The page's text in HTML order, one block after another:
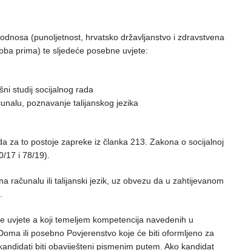
(punoljetnost, hrvatsko državljanstvo i zdravstvena
prima) te sljedeće posebne uvjete:
studij socijalnog rada
poznavanje talijanskog jezika
za to postoje zapreke iz članka 213. Zakona o socijalnoj
17 i 78/19).
računalu ili talijanski jezik, uz obvezu da u zahtijevanom
uvjete a koji temeljem kompetencija navedenih u
ili posebno Povjerenstvo koje će biti oformljeno za
biti obaviješteni pismenim putem. Ako kandidat